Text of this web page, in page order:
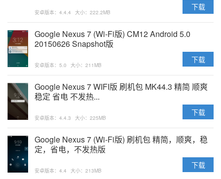
安卓版本：4.4.4 大小：222.2MB
下载
Google Nexus 7 (Wi-Fi版) CM12 Android 5.0
20150626 Snapshot版
安卓版本：5.0 大小：211MB
下载
Google Nexus 7 WIFI版 刷机包 MK44.3 精简 顺爽
稳定 省电 不发热...
安卓版本：4.4.3 大小：225MB
下载
Google Nexus 7 (Wi-Fi版) 刷机包 精简，顺爽，稳
定，省电，不发热版
安卓版本：4.4 大小：213MB
下载